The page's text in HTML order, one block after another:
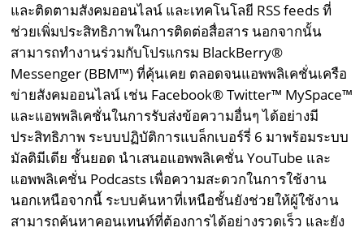
และติดตามสังคมออนไลน์ และเทคโนโลยี RSS feeds ที่
ช่วยเพิ่มประสิทธิภาพในการติดต่อสื่อสาร นอกจากนั้น
สามารถทำงานร่วมกับโปรแกรม BlackBerry®
Messenger (BBM™) ที่คุ้นเคย ตลอดจนแอพพลิเคชั่นเครือ
ข่ายสังคมออนไลน์ เช่น Facebook® Twitter™ MySpace™
และแอพพลิเคชั่นในการรับส่งข้อความอื่นๆ ได้อย่างมี
ประสิทธิภาพ ระบบปฏิบัติการแบล็กเบอร์รี่ 6 มาพร้อมระบบ
มัลติมีเดีย ชั้นยอด นำเสนอแอพพลิเคชั่น YouTube และ
แอพพลิเคชั่น Podcasts เพื่อความสะดวกในการใช้งาน
นอกเหนือจากนี้ ระบบค้นหาที่เหนือชั้นยังช่วยให้ผู้ใช้งาน
สามารถค้นหาคอนเทนท์ที่ต้องการได้อย่างรวดเร็ว และยัง